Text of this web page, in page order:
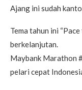
Ajang ini sudah
Tema tahun ini
berkelanjutan.
Maybank Marathon
pelari cepat